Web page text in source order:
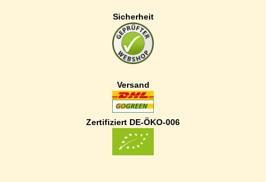
Sicherheit
Versand
Zertifiziert DE-ÖKO-006